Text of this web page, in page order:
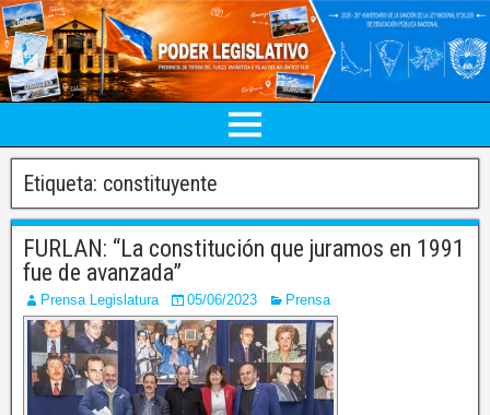
Etiqueta: constituyente
FURLAN: “La constitución que juramos en 1991
fue de avanzada”
Prensa Legislatura 05/06/2023 Prensa